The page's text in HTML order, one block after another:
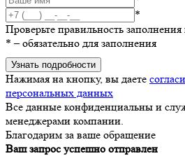
*
Проверьте правильность
* – обязательно для заполнения
Узнать подробности
Нажимая на кнопку, вы даете
персональных данных
Все данные конфиденциальны и
менеджерами компании.
Благодарим за ваше обращение
Ваш запрос успешно отправлен